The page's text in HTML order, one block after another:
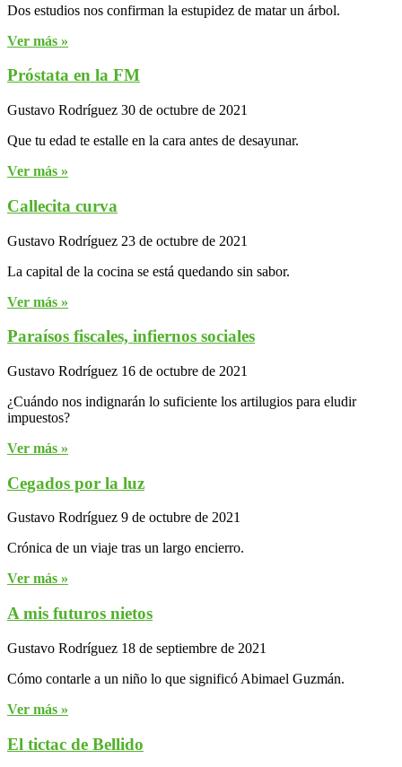
Dos estudios nos confirman la estupidez de matar un árbol.
Ver más »
Próstata en la FM
Gustavo Rodríguez 30 de octubre de 2021
Que tu edad te estalle en la cara antes de desayunar.
Ver más »
Callecita curva
Gustavo Rodríguez 23 de octubre de 2021
La capital de la cocina se está quedando sin sabor.
Ver más »
Paraísos fiscales, infiernos sociales
Gustavo Rodríguez 16 de octubre de 2021
¿Cuándo nos indignarán lo suficiente los artilugios para eludir
impuestos?
Ver más »
Cegados por la luz
Gustavo Rodríguez 9 de octubre de 2021
Crónica de un viaje tras un largo encierro.
Ver más »
A mis futuros nietos
Gustavo Rodríguez 18 de septiembre de 2021
Cómo contarle a un niño lo que significó Abimael Guzmán.
Ver más »
El tictac de Bellido